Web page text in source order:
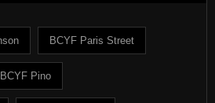
BCYF Paris Street
BCYF Pino